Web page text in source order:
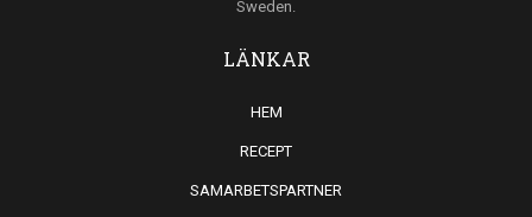
Sweden.
LÄNKAR
HEM
RECEPT
SAMARBETSPARTNER